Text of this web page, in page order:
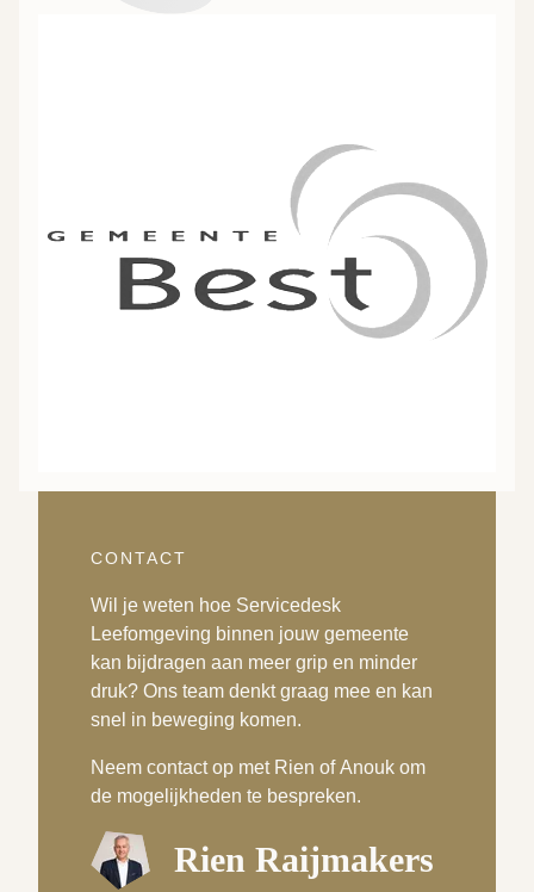
CONTACT
Wil je weten hoe Servicedesk
Leefomgeving binnen jouw gemeente
kan bijdragen aan meer grip en minder
druk? Ons team denkt graag mee en kan
snel in beweging komen.
Neem contact op met Rien of Anouk om
de mogelijkheden te bespreken.
Rien Raijmakers